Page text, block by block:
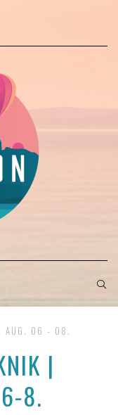
AUG. 06 - 08.
|
8.